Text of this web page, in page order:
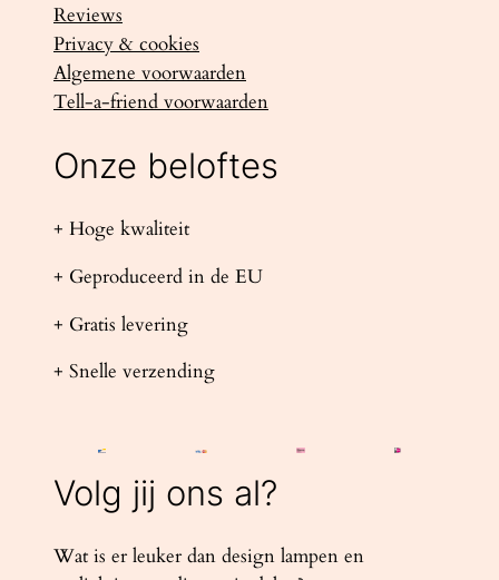
Reviews
Privacy & cookies
Algemene voorwaarden
Tell-a-friend voorwaarden
Onze beloftes
+ Hoge kwaliteit
+ Geproduceerd in de EU
+ Gratis levering
+ Snelle verzending
Volg jij ons al?
Wat is er leuker dan design lampen en